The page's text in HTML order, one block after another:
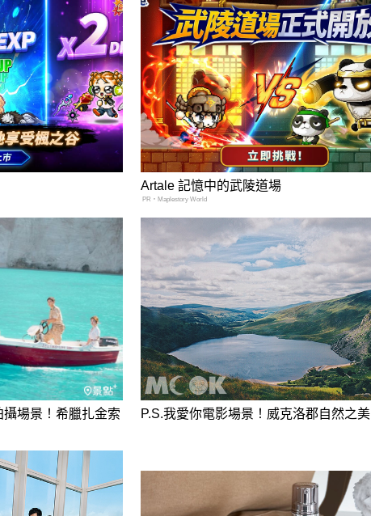
Artale 記憶中的武陵道場
PR・Maplestory World
場景！希臘扎金索
P.S.我愛你電影場景！威克洛郡自然之美